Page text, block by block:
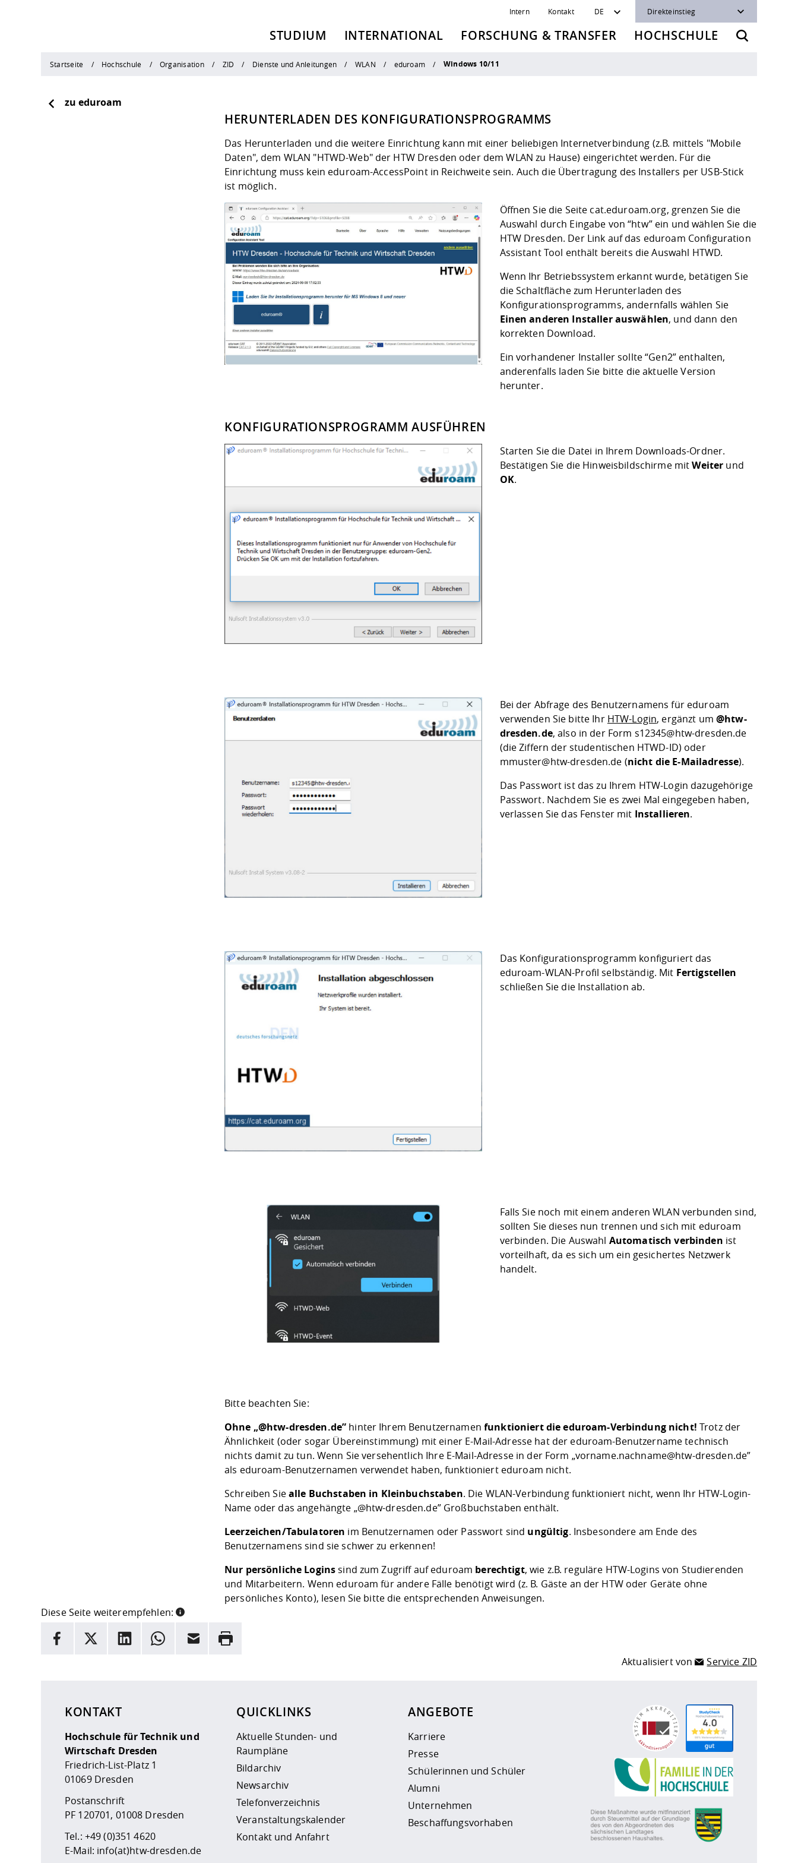
Intern Kontakt DE Direkteinstieg
STUDIUM INTERNATIONAL FORSCHUNG & TRANSFER HOCHSCHULE
Startseite Hochschule Organisation ZID Dienste und Anleitungen WLAN eduroam Windows 10/11
zu eduroam
HERUNTERLADEN DES KONFIGURATIONSPROGRAMMS
Das Herunterladen und die weitere Einrichtung kann mit einer beliebigen Internetverbindung (z.B. mittels "Mobile
Daten", dem WLAN "HTWD-Web"der HTW Dresden oder dem WLAN zu Hause) eingerichtet werden. Für die
Einrichtung muss kein eduroam-AccessPoint in Reichweite sein. Auch die Übertragung des Installers per USB-Stick
ist möglich.
Öffnen Sie die Seite cat.eduroam.org, grenzen Sie die
Auswahl durch Eingabe von “htw” ein und wählen Sie die
HTW Dresden. Der Link auf das eduroam Configuration
Assistant Tool enthält bereits die Auswahl HTWD.
Wenn Ihr Betriebssystem erkannt wurde, betätigen Sie
die Schaltfläche zum Herunterladen des
Konfigurationsprogramms, andernfalls wählen Sie
Einen anderen Installer auswählen, und dann den
korrekten Download.
Ein vorhandener Installer sollte “Gen2” enthalten,
anderenfalls laden Sie bitte die aktuelle Version
herunter.
KONFIGURATIONSPROGRAMM AUSFÜHREN
Starten Sie die Datei in Ihrem Downloads-Ordner.
Bestätigen Sie die Hinweisbildschirme mitWeiter und
OK.
Bei der Abfrage des Benutzernamens für eduroam
verwenden Sie bitte Ihr HTW-Login, ergänzt um @htw-
dresden.de, also in der Form s12345@htw-dresden.de
(die Ziffern der studentischen HTWD-ID) oder
mmuster@htw-dresden.de (nicht die E-Mailadresse).
Das Passwort ist das zu Ihrem HTW-Login dazugehörige
Passwort. Nachdem Sie es zwei Mal eingegeben haben,
verlassen Sie das Fenster mit Installieren.
Das Konfigurationsprogramm konfiguriert das
eduroam-WLAN-Profil selbständig. Mit Fertigstellen
schließen Sie die Installation ab.
Falls Sie noch mit einem anderen WLAN verbunden sind,
sollten Sie dieses nun trennen und sich mit eduroam
verbinden. Die Auswahl Automatisch verbinden ist
vorteilhaft, da es sich um ein gesichertes Netzwerk
handelt.
Bitte beachten Sie:
Ohne „@htw-dresden.de” hinter Ihrem Benutzernamenfunktioniert die eduroam-Verbindung nicht! Trotz der
Ähnlichkeit (oder sogar Übereinstimmung) mit einer E-Mail-Adresse hat der eduroam-Benutzername technisch
nichts damit zu tun. Wenn Sie versehentlich Ihre E-Mail-Adresse in der Form „vorname.nachname@htw-dresden.de”
als eduroam-Benutzernamen verwendet haben, funktioniert eduroam nicht.
Schreiben Siealle Buchstaben in Kleinbuchstaben. Die WLAN-Verbindung funktioniert nicht, wenn Ihr HTW-Login-
Name oder das angehängte „@htw-dresden.de” Großbuchstaben enthält.
Leerzeichen/Tabulatoren im Benutzernamen oder Passwort sind ungültig. Insbesondere am Ende des
Benutzernamens sind sie schwer zu erkennen!
Nur persönliche Loginssind zum Zugriff auf eduroam berechtigt, wie z.B. reguläre HTW-Logins von Studierenden
und Mitarbeitern. Wenn eduroam für andere Fälle benötigt wird (z. B. Gäste an der HTW oder Geräte ohne
persönliches Konto), lesen Sie bitte die entsprechenden Anweisungen.
Diese Seite weiterempfehlen:
INFORMATION
Facebook
X LinkedInWhatsappE-Mail Drucken
Aktualisiert von Service ZID
KONTAKT
Hochschule für Technik und
Wirtschaft Dresden
Friedrich-List-Platz 1
01069 Dresden
Postanschrift
PF 120701, 01008 Dresden
Tel.: +49 (0)351 4620
E-Mail: info(at)htw-dresden.de
QUICKLINKS
Aktuelle Stunden- und
Raumpläne
Bildarchiv
Newsarchiv
Telefonverzeichnis
Veranstaltungskalender
Kontakt und Anfahrt
ANGEBOTE
Karriere
Presse
Schülerinnen und Schüler
Alumni
Unternehmen
Beschaffungsvorhaben